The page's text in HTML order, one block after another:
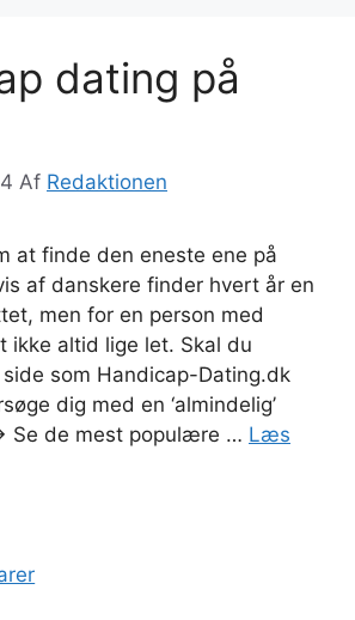
dating på
Af Redaktionen
at finde den eneste ene på
af danskere finder hvert år en
men for en person med
ikke altid lige let. Skal du
som Handicap-Dating.dk
dig med en ‘almindelig’
Se de mest populære … Læs